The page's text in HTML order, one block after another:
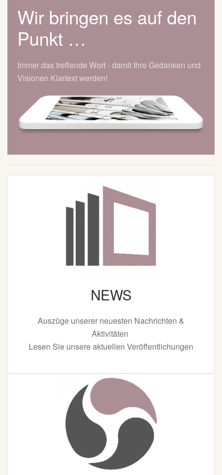
Wir bringen es auf den
Punkt …
Immer das treffende Wort - damit Ihre Gedanken und
Visionen Klartext werden!
NEWS
Auszüge unserer neuesten Nachrichten &
Aktivitäten
Lesen Sie unsere aktuellen Veröffentlichungen